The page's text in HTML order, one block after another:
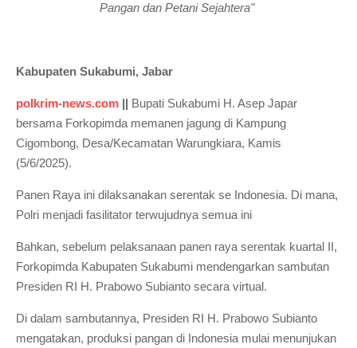
Pangan dan Petani Sejahtera"
Kabupaten Sukabumi, Jabar
polkrim-news.com || Bupati Sukabumi H. Asep Japar
bersama Forkopimda memanen jagung di Kampung
Cigombong, Desa/Kecamatan Warungkiara, Kamis
(5/6/2025).
Panen Raya ini dilaksanakan serentak se Indonesia. Di mana,
Polri menjadi fasilitator terwujudnya semua ini
Bahkan, sebelum pelaksanaan panen raya serentak kuartal II,
Forkopimda Kabupaten Sukabumi mendengarkan sambutan
Presiden RI H. Prabowo Subianto secara virtual.
Di dalam sambutannya, Presiden RI H. Prabowo Subianto
mengatakan, produksi pangan di Indonesia mulai menunjukan